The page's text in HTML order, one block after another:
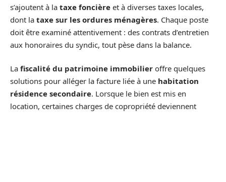
s’ajoutent à la taxe foncière et à diverses taxes locales,
dont la taxe sur les ordures ménagères. Chaque poste
doit être examiné attentivement : des contrats d’entretien
aux honoraires du syndic, tout pèse dans la balance.
La fiscalité du patrimoine immobilier offre quelques
solutions pour alléger la facture liée à une habitation
résidence secondaire. Lorsque le bien est mis en
location, certaines charges de copropriété deviennent